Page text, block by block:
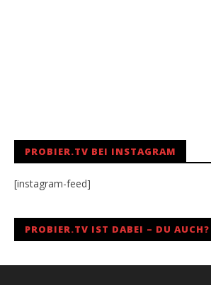
PROBIER.TV BEI INSTAGRAM
[instagram-feed]
PROBIER.TV IST DABEI – DU AUCH?